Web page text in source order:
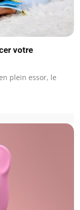
votre
plein essor, le